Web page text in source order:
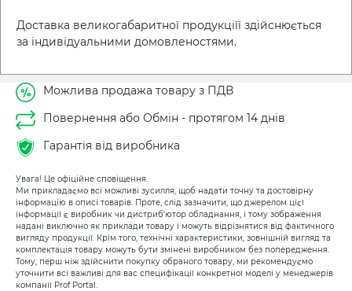
Доставка великогабаритної продукціїї здійснюється
за індивідуальними домовленостями.
Можлива продажа товару з ПДВ
Повернення або Обмін - протягом 14 днів
Гарантія від виробника
Увага! Це офіційне сповіщення.
Ми прикладаємо всі можливі зусилля, щоб надати точну та достовірну
інформацію в описі товарів. Проте, слід зазначити, що джерелом цієї
інформації є виробник чи дистриб'ютор обладнання, і тому зображення
надані виключно як приклади товару і можуть відрізнятися від фактичного
вигляду продукції. Крім того, технічні характеристики, зовнішній вигляд та
комплектація товару можуть бути змінені виробником без попередження.
Тому, перш ніж здійснити покупку обраного товару, ми рекомендуємо
уточнити всі важливі для вас специфікації конкретної моделі у менеджерів
компанії Prof Portal.